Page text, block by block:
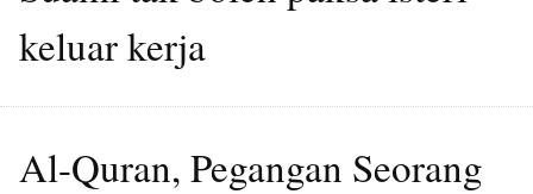
keluar kerja
Al-Quran, Pegangan Seorang